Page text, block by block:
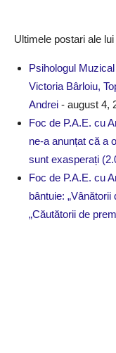
Ultimele postari ale
Psihologul
Victoria Bârloiu,
Andrei - august 4,
Foc de P.A.E. cu
ne-a anunțat că a
sunt exasperați
Foc de P.A.E. cu
bântuie: „Vânătorii
„Căutătorii de